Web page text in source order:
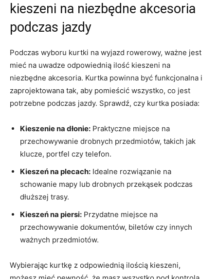
kieszeni na niezbędne ⁢akcesoria
podczas jazdy
Podczas wyboru kurtki na ⁤wyjazd rowerowy, ważne jest
mieć na uwadze ⁣odpowiednią ilość kieszeni na
niezbędne ⁢akcesoria.⁣ Kurtka powinna⁢ być funkcjonalna i
zaprojektowana tak, aby pomieścić ⁣wszystko, co jest
potrzebne podczas jazdy. Sprawdź, czy kurtka posiada:
Kieszenie⁢ na dłonie: Praktyczne miejsce na
przechowywanie drobnych przedmiotów, takich jak
klucze, portfel czy telefon.
Kieszeń na⁤ plecach: Idealne rozwiązanie na
schowanie mapy lub ‍drobnych przekąsek podczas
dłuższej trasy.
Kieszeń ‍na piersi: Przydatne miejsce ‍na
przechowywanie dokumentów, biletów​ czy innych
ważnych przedmiotów.
Wybierając kurtkę z ‍odpowiednią ⁣ilością kieszeni,